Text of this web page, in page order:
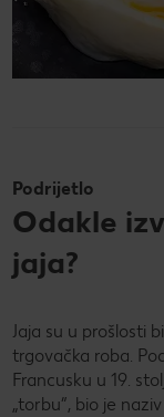
Podrijetlo
Odakle
jaja?
Jaja su u prošlosti
trgovačka roba.
Francusku u 19.
„torbu”, bio je